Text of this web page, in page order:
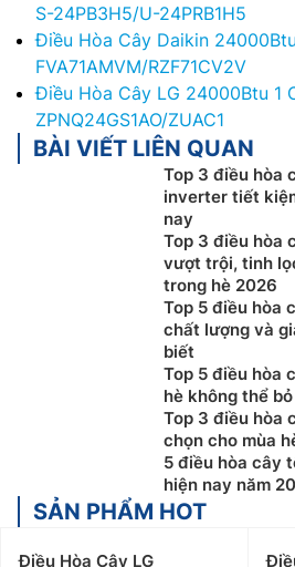
S-24PB3H5/U-24PRB1H5
Điều Hòa Cây Daikin
FVA71AMVM/RZF71CV2V
Điều Hòa Cây LG 24000Btu 1
ZPNQ24GS1AO/ZUAC1
BÀI VIẾT LIÊN QUAN
Top 3 điều hòa
inverter tiết
nay
Top 3 điều hòa
vượt trội, tinh
trong hè 2026
Top 5 điều hòa
chất lượng và
biết
Top 5 điều hòa
hè không thể
Top 3 điều hòa
chọn cho mùa
5 điều hòa cây
hiện nay năm
SẢN PHẨM HOT
Điều Hòa Cây LG